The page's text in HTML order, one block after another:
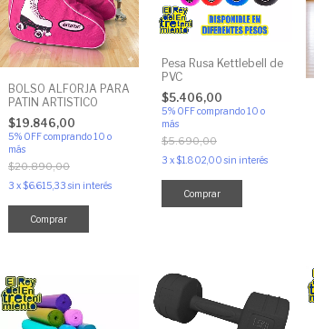
BOLSO ALFORJA PARA
PATIN ARTISTICO
$19.846,00
5% OFFcomprando 10 o
más
$20.890,00
3 x$6.615,33 sin interés
Comprar
Pesa Rusa Kettlebell de
PVC
$5.406,00
5% OFFcomprando 10 o
más
$5.690,00
3 x$1.802,00 sin interés
Comprar